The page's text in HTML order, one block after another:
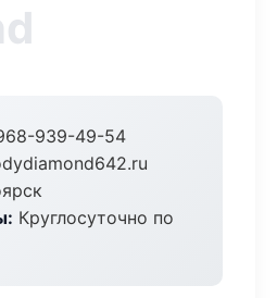
939-49-54
Круглосуточно по